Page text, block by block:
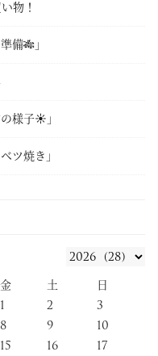
物！
備🎋」
様子☀」
ツ焼き」
金 土
日
1
2
3
8 9
10
15 16
17